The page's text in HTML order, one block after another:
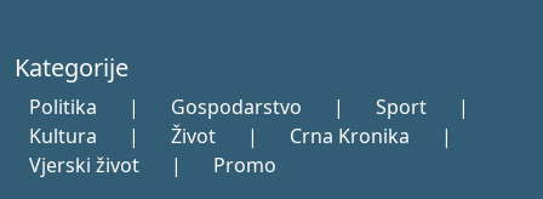
Kategorije
Politika | Gospodarstvo | Sport
|
Kultura
| Život | Crna Kronika
|
Vjerski život
| Promo